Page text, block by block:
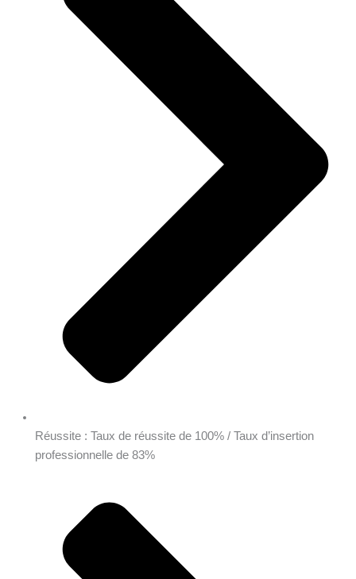
Réussite : Taux de réussite de 100% / Taux d’insertion
professionnelle de 83%